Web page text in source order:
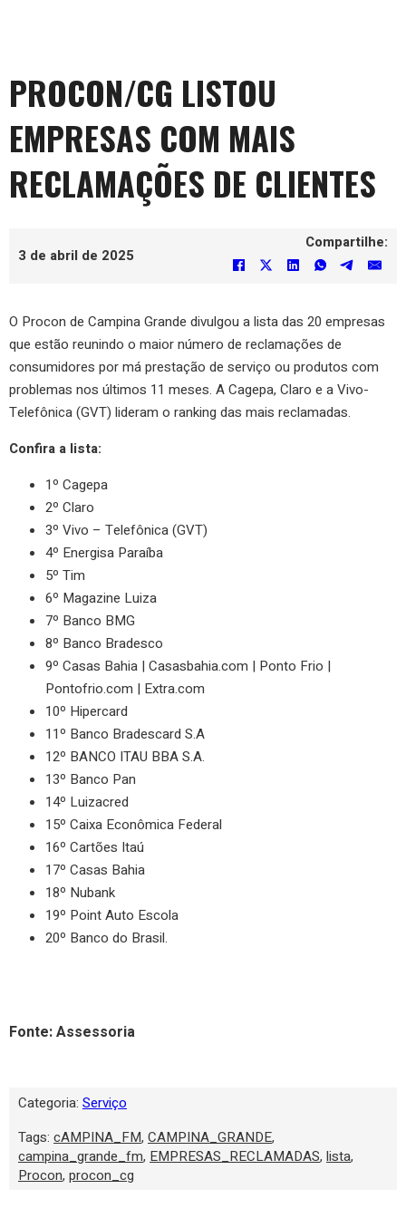
PROCON/CG LISTOU
EMPRESAS COM MAIS
RECLAMAÇÕES DE CLIENTES
3 de abril de 2025
Compartilhe:
O Procon de Campina Grande divulgou a lista das 20 empresas
que estão reunindo o maior número de reclamações de
consumidores por má prestação de serviço ou produtos com
problemas nos últimos 11 meses. A Cagepa, Claro e a Vivo-
Telefônica (GVT) lideram o ranking das mais reclamadas.
Confira a lista:
1º Cagepa
2º Claro
3º Vivo – Telefônica (GVT)
4º Energisa Paraíba
5º Tim
6º Magazine Luiza
7º Banco BMG
8º Banco Bradesco
9º Casas Bahia | Casasbahia.com | Ponto Frio |
Pontofrio.com | Extra.com
10º Hipercard
11º Banco Bradescard S.A
12º BANCO ITAU BBA S.A.
13º Banco Pan
14º Luizacred
15º Caixa Econômica Federal
16º Cartões Itaú
17º Casas Bahia
18º Nubank
19º Point Auto Escola
20º Banco do Brasil.
Fonte: Assessoria
Categoria: Serviço
Tags: cAMPINA_FM, CAMPINA_GRANDE,
campina_grande_fm, EMPRESAS_RECLAMADAS, lista,
Procon, procon_cg